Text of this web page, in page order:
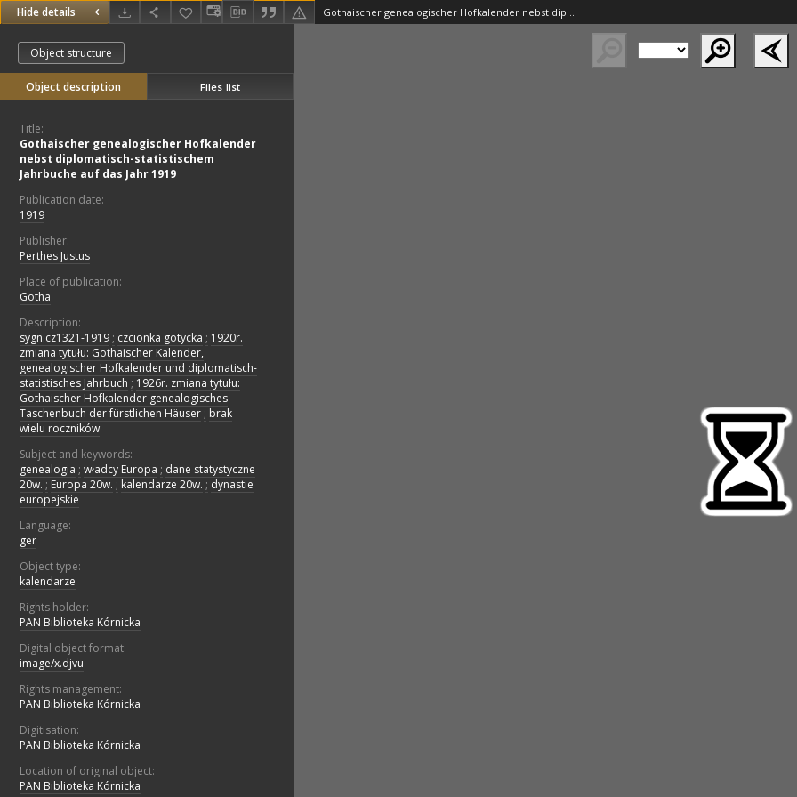
Hide details Gothaischer genealogischer Hofkalender nebst diplomatisch-statistischem Jahrbuche auf das Jahr 1919
Object structure
Object description Files list
Title:
Gothaischer genealogischer Hofkalender
nebst diplomatisch-statistischem
Jahrbuche auf das Jahr 1919
Publication date:
1919
Publisher:
Perthes Justus
Place of publication:
Gotha
Description:
sygn.cz1321-1919 ; czcionka gotycka ; 1920r.
zmiana tytułu: Gothaischer Kalender,
genealogischer Hofkalender und diplomatisch-
statistisches Jahrbuch ; 1926r. zmiana tytułu:
Gothaischer Hofkalender genealogisches
Taschenbuch der fürstlichen Häuser ; brak
wielu roczników
Subject and keywords:
genealogia ; władcy Europa ; dane statystyczne
20w. ; Europa 20w. ; kalendarze 20w. ; dynastie
europejskie
Language:
ger
Object type:
kalendarze
Rights holder:
PAN Biblioteka Kórnicka
Digital object format:
image/x.djvu
Rights management:
PAN Biblioteka Kórnicka
Digitisation:
PAN Biblioteka Kórnicka
Location of original object:
PAN Biblioteka Kórnicka